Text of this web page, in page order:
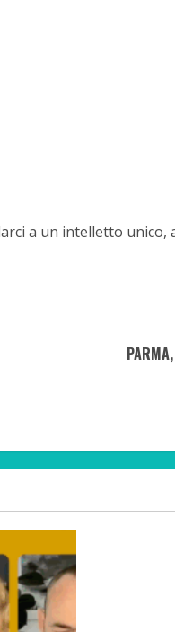
a un intelletto unico,